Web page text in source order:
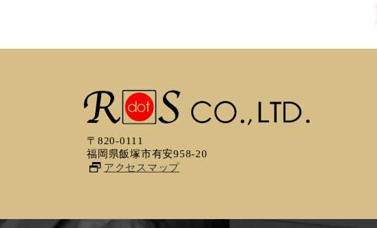
〒820-0111
福岡県飯塚市有安958-20
アクセスマップ